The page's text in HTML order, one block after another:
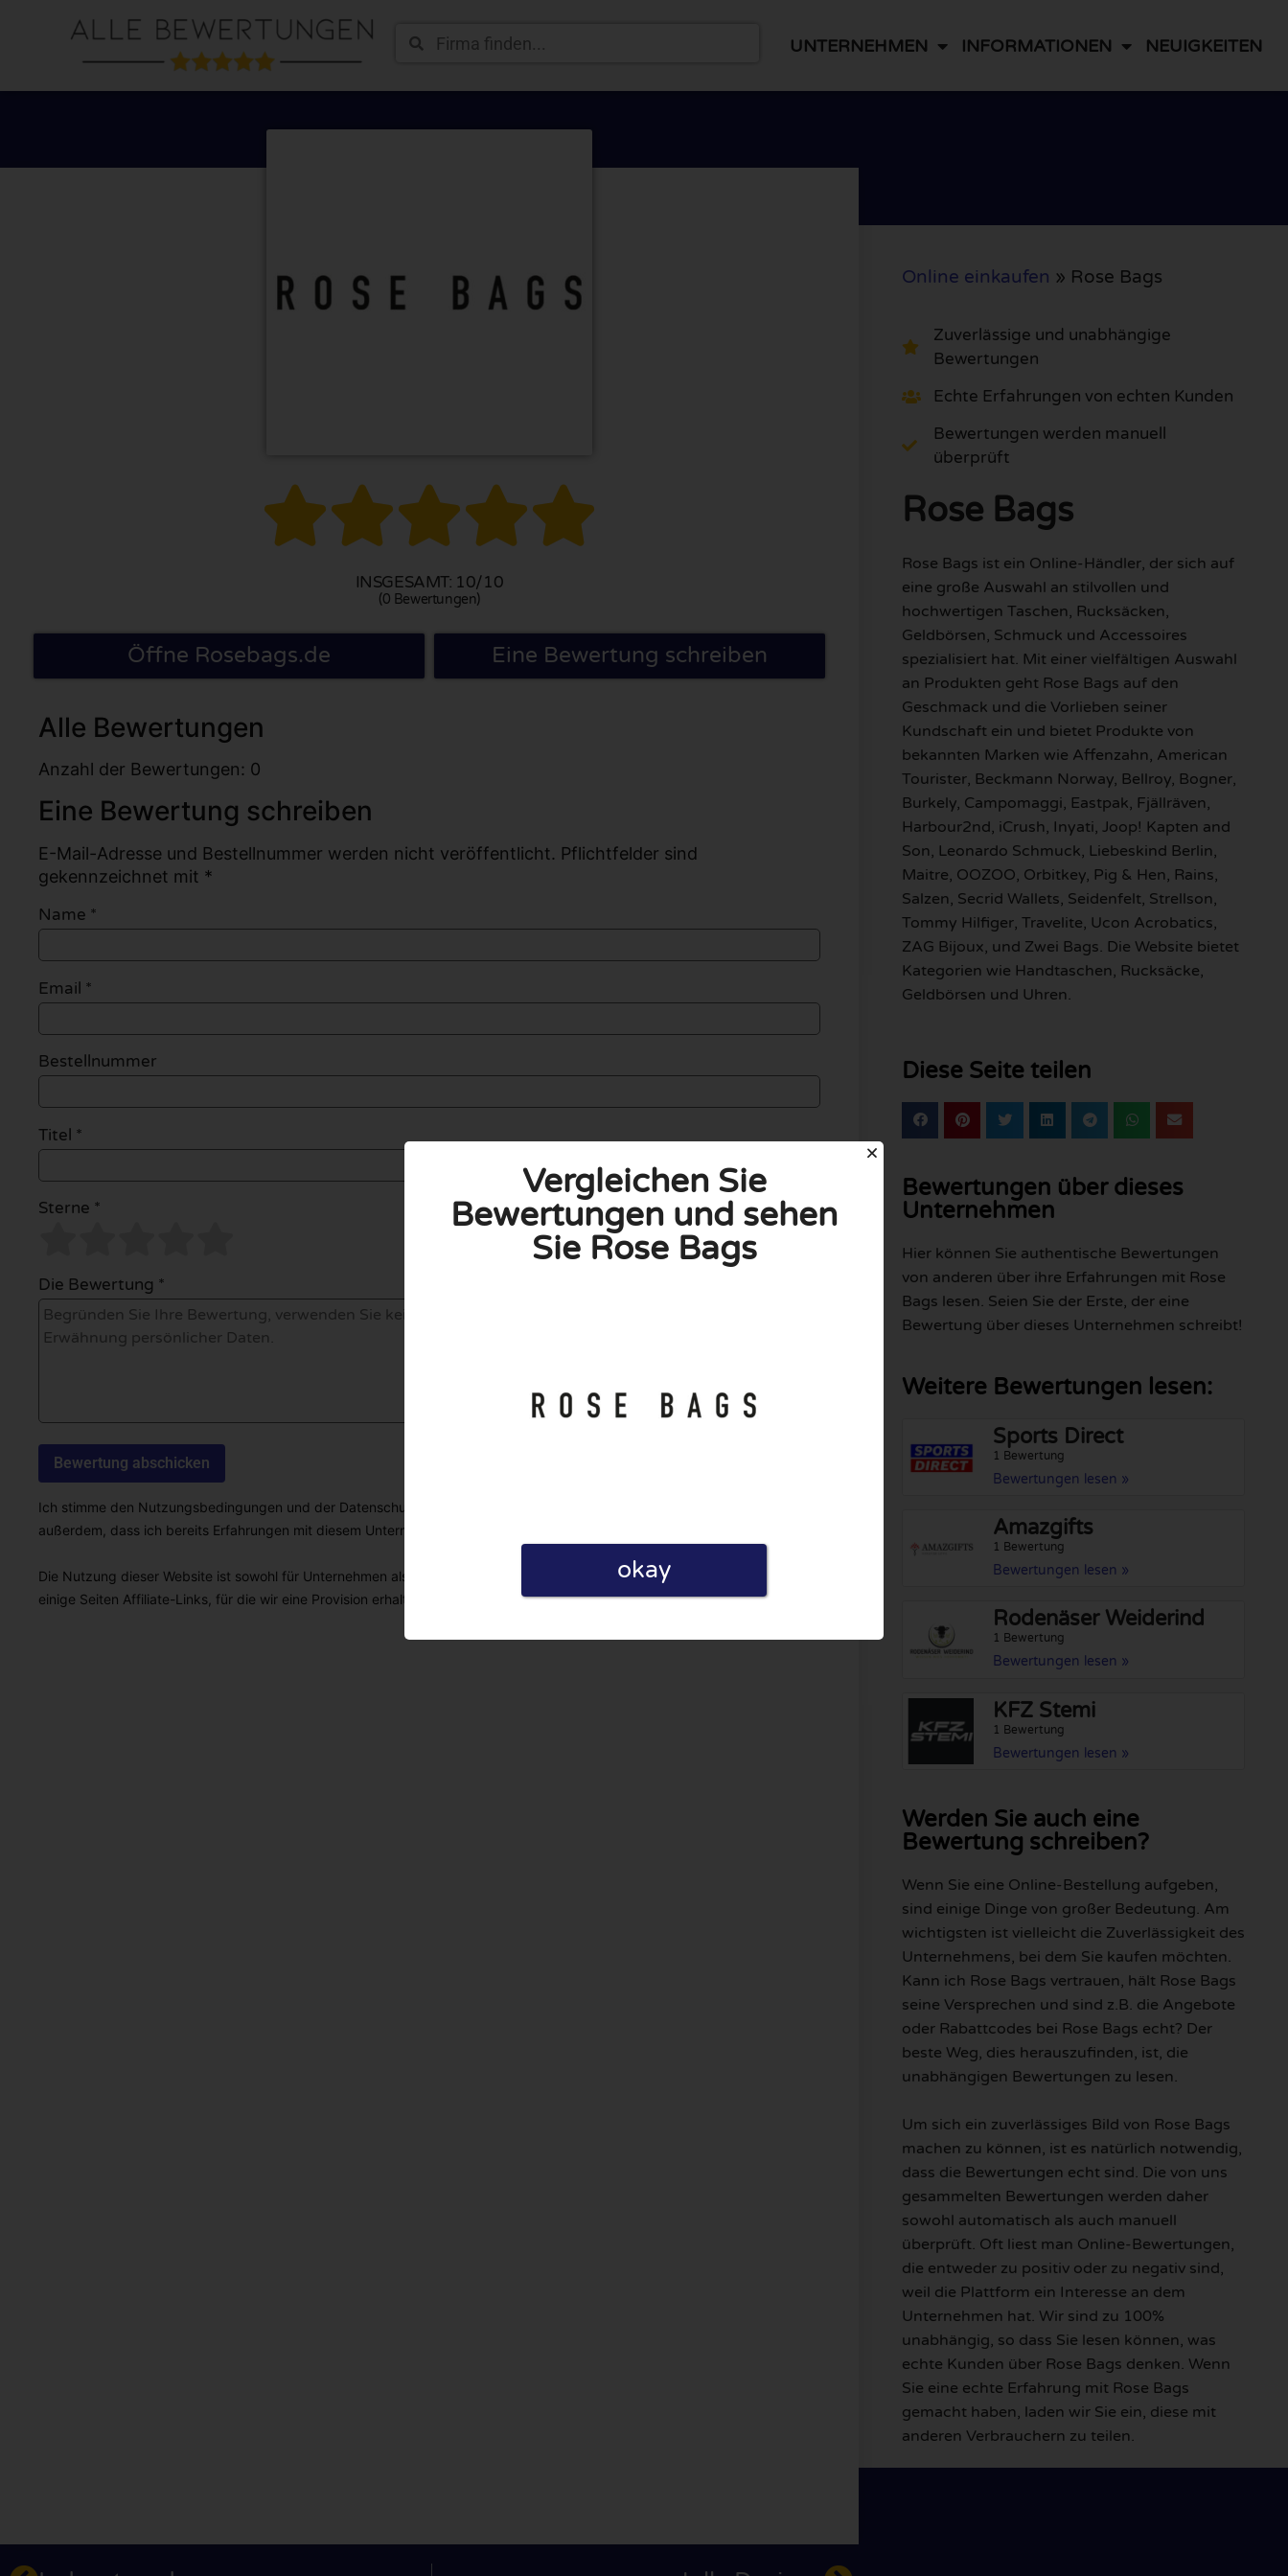
UNTERNEHMEN INFORMATIONEN NEUIGKEITEN

INSGESAMT: 10/10
(0 Bewertungen)
Öffne Rosebags.de Eine Bewertung schreiben
Alle Bewertungen
Anzahl der Bewertungen: 0
Eine Bewertung schreiben
E-Mail-Adresse und Bestellnummer werden nicht veröffentlicht. Pflichtfelder sind
gekennzeichnet mit *
Name *
Email *
Bestellnummer
Titel *
Sterne *
Die Bewertung *
Ich stimme den Nutzungsbedingungen und der Datenschutzrichtlinie zu, indem ich diese Bewertung abgebe. Ich erkläre
außerdem, dass ich bereits Erfahrungen mit diesem Unternehmen gemacht habe.
Die Nutzung dieser Website ist sowohl für Unternehmen als auch für Nutzer völlig kostenlos. Aus diesem Grund enthalten
einige Seiten Affiliate-Links, für die wir eine Provision erhalten können.
Online einkaufen » Rose Bags
Zuverlässige und unabhängige
Bewertungen
Echte Erfahrungen von echten Kunden
Bewertungen werden manuell
überprüft
Rose Bags
Rose Bags ist ein Online-Händler, der sich auf
eine große Auswahl an stilvollen und
hochwertigen Taschen, Rucksäcken,
Geldbörsen, Schmuck und Accessoires
spezialisiert hat. Mit einer vielfältigen Auswahl
an Produkten geht Rose Bags auf den
Geschmack und die Vorlieben seiner
Kundschaft ein und bietet Produkte von
bekannten Marken wie Affenzahn, American
Tourister, Beckmann Norway, Bellroy, Bogner,
Burkely, Campomaggi, Eastpak, Fjällräven,
Harbour2nd, iCrush, Inyati, Joop! Kapten and
Son, Leonardo Schmuck, Liebeskind Berlin,
Maitre, OOZOO, Orbitkey, Pig & Hen, Rains,
Salzen, Secrid Wallets, Seidenfelt, Strellson,
Tommy Hilfiger, Travelite, Ucon Acrobatics,
ZAG Bijoux, und Zwei Bags. Die Website bietet
Kategorien wie Handtaschen, Rucksäcke,
Geldbörsen und Uhren.
Diese Seite teilen
Bewertungen über dieses
Unternehmen
Hier können Sie authentische Bewertungen
von anderen über ihre Erfahrungen mit Rose
Bags lesen. Seien Sie der Erste, der eine
Bewertung über dieses Unternehmen schreibt!
Weitere Bewertungen lesen:
Sports Direct
1 Bewertung
Bewertungen lesen »
Amazgifts
1 Bewertung
Bewertungen lesen »
Rodenäser Weiderind
1 Bewertung
Bewertungen lesen »
KFZ Stemi
1 Bewertung
Bewertungen lesen »
Werden Sie auch eine
Bewertung schreiben?
Wenn Sie eine Online-Bestellung aufgeben,
sind einige Dinge von großer Bedeutung. Am
wichtigsten ist vielleicht die Zuverlässigkeit des
Unternehmens, bei dem Sie kaufen möchten.
Kann ich Rose Bags vertrauen, hält Rose Bags
seine Versprechen und sind z.B. die Angebote
oder Rabattcodes bei Rose Bags echt? Der
beste Weg, dies herauszufinden, ist, die
unabhängigen Bewertungen zu lesen.
Um sich ein zuverlässiges Bild von Rose Bags
machen zu können, ist es natürlich notwendig,
dass die Bewertungen echt sind. Die von uns
gesammelten Bewertungen werden daher
sowohl automatisch als auch manuell
überprüft. Oft liest man Online-Bewertungen,
die entweder zu positiv oder zu negativ sind,
weil die Plattform ein Interesse an dem
Unternehmen hat. Wir sind zu 100%
unabhängig, so dass Sie lesen können, was
echte Kunden über Rose Bags denken. Wenn
Sie eine echte Erfahrung mit Rose Bags
gemacht haben, laden wir Sie ein, diese mit
anderen Verbrauchern zu teilen.
Vergleichen Sie
Bewertungen und sehen
Sie Rose Bags
okay